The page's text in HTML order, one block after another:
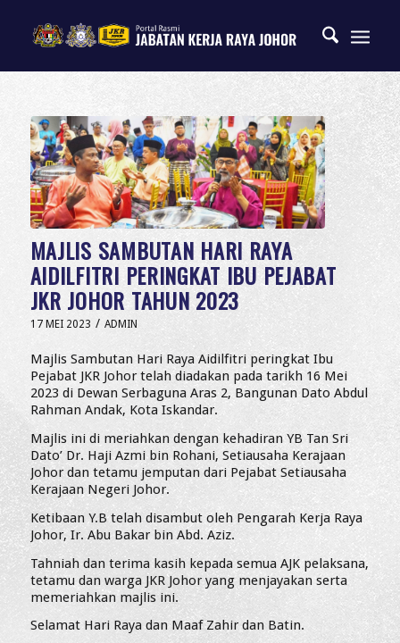
MAJLIS SAMBUTAN HARI RAYA
AIDILFITRI PERINGKAT IBU PEJABAT
JKR JOHOR TAHUN 2023
17 MEI 2023 / ADMIN
Majlis Sambutan Hari Raya Aidilfitri peringkat Ibu
Pejabat JKR Johor telah diadakan pada tarikh 16 Mei
2023 di Dewan Serbaguna Aras 2, Bangunan Dato Abdul
Rahman Andak, Kota Iskandar.
Majlis ini di meriahkan dengan kehadiran YB Tan Sri
Dato’ Dr. Haji Azmi bin Rohani, Setiausaha Kerajaan
Johor dan tetamu jemputan dari Pejabat Setiausaha
Kerajaan Negeri Johor.
Ketibaan Y.B telah disambut oleh Pengarah Kerja Raya
Johor, Ir. Abu Bakar bin Abd. Aziz.
Tahniah dan terima kasih kepada semua AJK pelaksana,
tetamu dan warga JKR Johor yang menjayakan serta
memeriahkan majlis ini.
Selamat Hari Raya dan Maaf Zahir dan Batin.